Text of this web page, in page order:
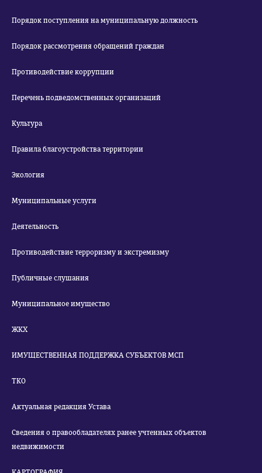
Порядок поступления на муниципальную должность
Порядок рассмотрения обращений граждан
Противодействие коррупции
Перечень подведомственных организаций
Культура
Правила благоустройства территории
Экология
Муниципальные услуги
Деятельность
Противодействие терроризму и экстремизму
Публичные слушания
Муниципальное имущество
ЖКХ
ИМУЩЕСТВЕННАЯ ПОДДЕРЖКА СУБЪЕКТОВ МСП
ТКО
Актуальная редакция Устава
Сведения о правообладателях ранее учтенных объектов
недвижимости